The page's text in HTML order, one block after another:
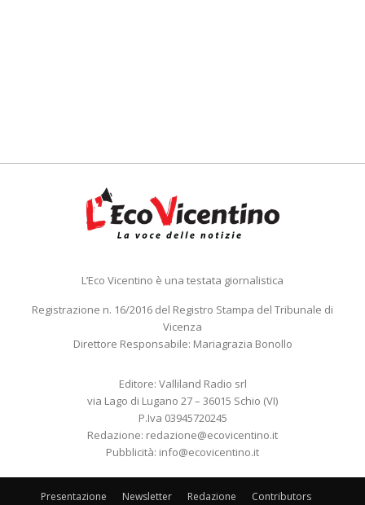
L’Eco Vicentino è una testata giornalistica
Registrazione n. 16/2016 del Registro Stampa del Tribunale di
Vicenza
Direttore Responsabile: Mariagrazia Bonollo
Editore: Valliland Radio srl
via Lago di Lugano 27 – 36015 Schio (VI)
P.Iva 03945720245
Redazione: redazione@ecovicentino.it
Pubblicità: info@ecovicentino.it
Presentazione Newsletter Redazione Contributors